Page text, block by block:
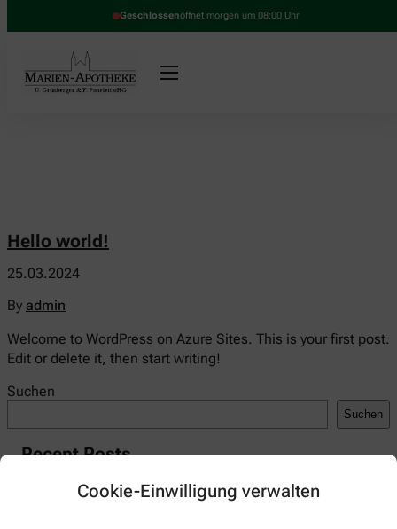
Cookie-Einwilligung verwalten
Geschlossenöffnet morgen um 08:00 Uhr
Hello world!
25.03.2024
By admin
Welcome to WordPress on Azure Sites. This is your first post.
Edit or delete it, then start writing!
Suchen
Suchen
Recent Posts
Hello world!